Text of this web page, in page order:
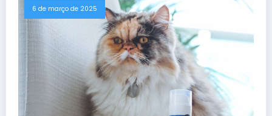
6 de março de 2025